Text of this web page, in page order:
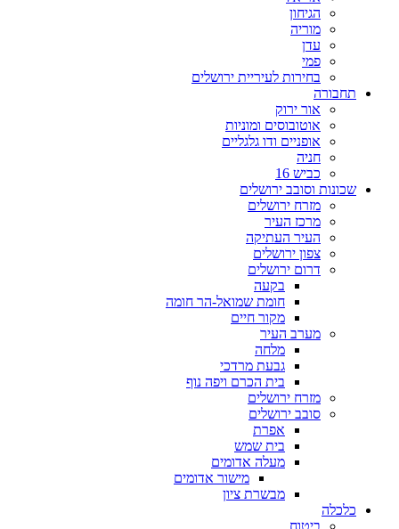
הגיחון
מוריה
עדן
פמי
בחירות לעיריית ירושלים
תחבורה
אור ירוק
אוטובוסים ומוניות
אופניים ודו גלגליים
חניה
כביש 16
שכונות וסובב ירושלים
מזרח ירושלים
מרכז העיר
העיר העתיקה
צפון ירושלים
דרום ירושלים
בקעה
חומת שמואל-הר חומה
מקור חיים
מערב העיר
מלחה
גבעת מרדכי
בית הכרם ויפה נוף
מזרח ירושלים
סובב ירושלים
אפרת
בית שמש
מעלה אדומים
מישור אדומים
מבשרת ציון
כלכלה
ביטוח